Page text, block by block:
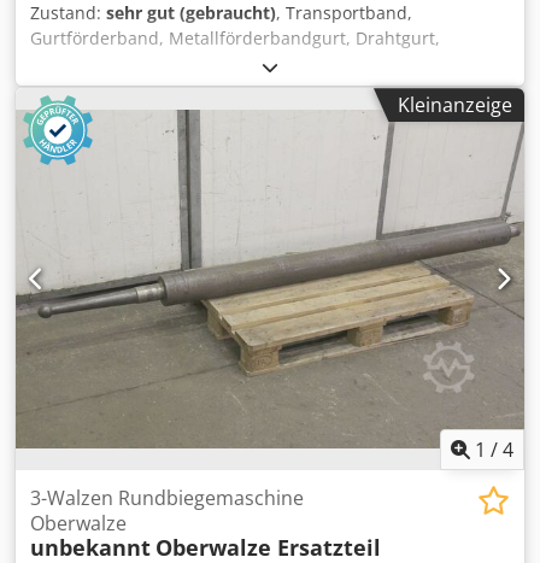
Zustand: sehr gut (gebraucht), Transportband,
Gurtförderband, Metallförderbandgurt, Drahtgurt,
Gliedergurt, Runddraht-Gliedergurt, Drahtösengliedergurt,
Drahtösen-Gliedergurt -Hersteller: Costacurta,
Förderbandgurt Runddraht-Gliedergurt Edelstahl 3 Rollen
-Typ: VICO FLEX -Breite: 455 mm -Länge: 5 m / 8,930 m /
12,860 m -Höhe: 10 mm -Abgabe/Preis: komplett -
Transportabmessung: 1200/800/H420 mm Dwjdpfx Anox
Ew Amsyja -Gewicht ges: 150 kg
Kleinanzeige
1 /4
3-Walzen Rundbiegemaschine
Oberwalze
unbekannt Oberwalze Ersatzteil